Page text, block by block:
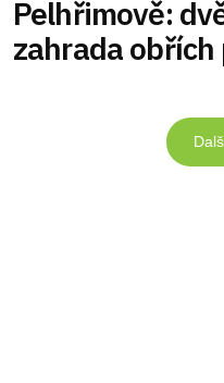
Pelhřimově:
zahrada